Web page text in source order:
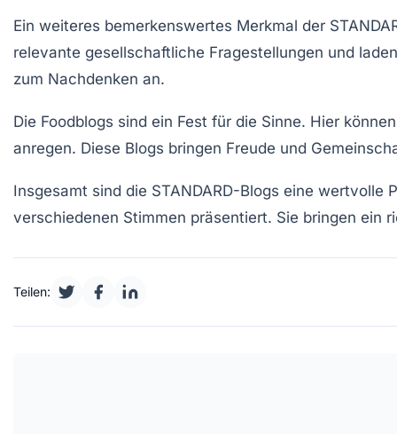
Ein weiteres bemerkenswertes Merkmal der
relevante gesellschaftliche Fragestellungen und
zum Nachdenken an.
Die Foodblogs sind ein Fest für die Sinne. Hier
anregen. Diese Blogs bringen Freude und
Insgesamt sind die STANDARD-Blogs eine
verschiedenen Stimmen präsentiert. Sie bringen ein
Teilen: